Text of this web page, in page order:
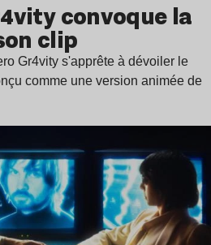
convoque la
clip
Gr4vity s'apprête à dévoiler le
comme une version animée de